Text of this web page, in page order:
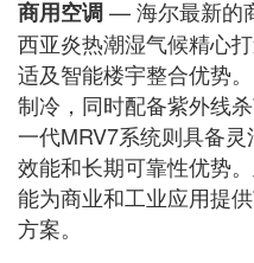
商用空调— 海尔最新的
西亚炎热潮湿气候精心
适及智能楼宇整合优势
制冷，同时配备紫外线
一代MRV7系统则具备
效能和长期可靠性优势
能为商业和工业应用提
方案。